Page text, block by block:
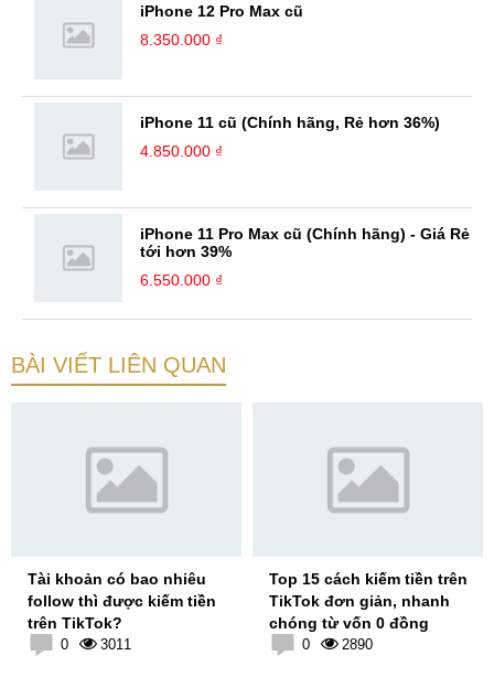
iPhone 12 Pro Max cũ
8.350.000 ₫
iPhone 11 cũ (Chính hãng, Rẻ hơn 36%)
4.850.000 ₫
iPhone 11 Pro Max cũ (Chính hãng) - Giá Rẻ
tới hơn 39%
6.550.000 ₫
BÀI VIẾT LIÊN QUAN
Tài khoản có bao nhiêu
follow thì được kiếm tiền
trên TikTok?
0 3011
Top 15 cách kiếm tiền trên
TikTok đơn giản, nhanh
chóng từ vốn 0 đồng
0 2890